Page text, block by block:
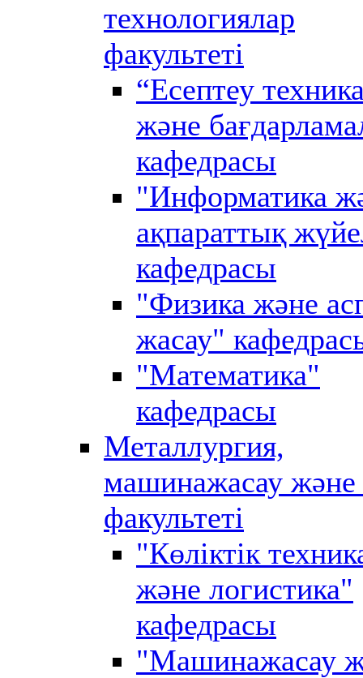
технологиялар
факультеті
“Есептеу
және
кафедрасы
"Информатика
ақпараттық
кафедрасы
"Физика және
жасау"
"Математика"
кафедрасы
Металлургия,
машинажасау және
факультеті
"Көліктік
және логистика"
кафедрасы
"Машинажасау